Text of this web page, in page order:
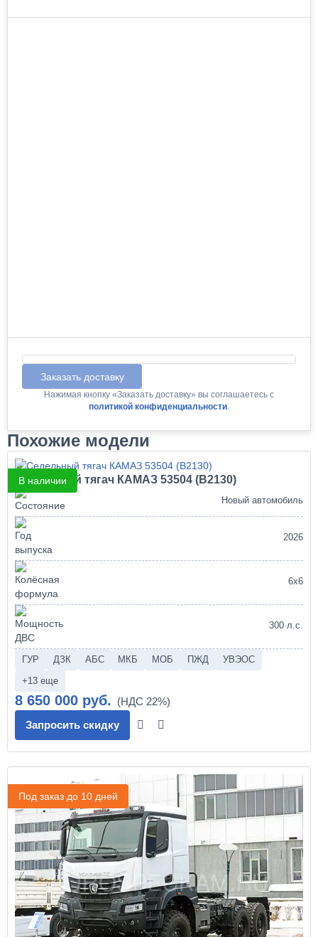
Заказать доставку
Нажимая кнопку «Заказать доставку» вы соглашаетесь с
политикой конфиденциальности.
Похожие модели
В наличии
Седельный тягач КАМАЗ 53504 (В2130)
Новый автомобиль
2026
6х6
300 л.с.
ГУР ДЗК АБС МКБ МОБ ПЖД
УВЭОС
+13 еще
8 650 000 руб.
Запросить скидку
Под заказ до 10 дней